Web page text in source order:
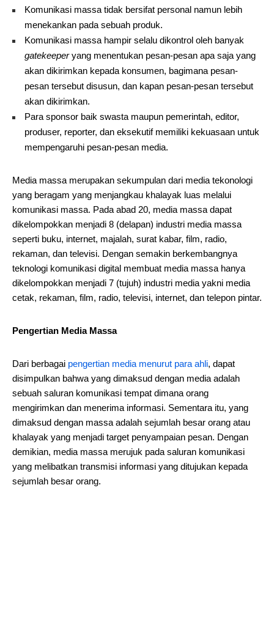
Komunikasi massa tidak bersifat personal namun lebih
menekankan pada sebuah produk.
Komunikasi massa hampir selalu dikontrol oleh banyak
gatekeeperyang menentukan pesan-pesan apa saja yang
akan dikirimkan kepada konsumen, bagimana pesan-
pesan tersebut disusun, dan kapan pesan-pesan tersebut
akan dikirimkan.
Para sponsor baik swasta maupun pemerintah, editor,
produser, reporter, dan eksekutif memiliki kekuasaan untuk
mempengaruhi pesan-pesan media.
Media massa merupakan sekumpulan dari media tekonologi
yang beragam yang menjangkau khalayak luas melalui
komunikasi massa. Pada abad 20, media massa dapat
dikelompokkan menjadi 8 (delapan) industri media massa
seperti buku, internet, majalah, surat kabar, film, radio,
rekaman, dan televisi. Dengan semakin berkembangnya
teknologi komunikasi digital membuat media massa hanya
dikelompokkan menjadi 7 (tujuh) industri media yakni media
cetak, rekaman, film, radio, televisi, internet, dan telepon pintar.
Pengertian Media Massa
Dari berbagai pengertian media menurut para ahli, dapat
disimpulkan bahwa yang dimaksud dengan media adalah
sebuah saluran komunikasi tempat dimana orang
mengirimkan dan menerima informasi. Sementara itu, yang
dimaksud dengan massa adalah sejumlah besar orang atau
khalayak yang menjadi target penyampaian pesan. Dengan
demikian, media massa merujuk pada saluran komunikasi
yang melibatkan transmisi informasi yang ditujukan kepada
sejumlah besar orang.